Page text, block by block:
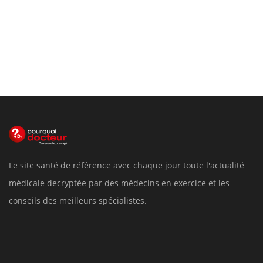
Le site santé de référence avec chaque jour toute l'actualité
médicale decryptée par des médecins en exercice et les
conseils des meilleurs spécialistes.